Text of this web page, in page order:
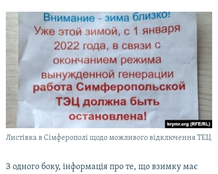
Листівка в Сімферополі щодо можливого відключення ТЕЦ
З одного боку, інформація про те, що взимку має